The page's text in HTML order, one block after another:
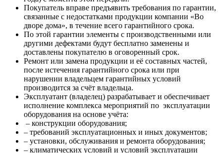
Покупатель вправе предъявить требования по гарантии,
связанные с недостатками продукции компании «Во
дворе дома», в течение всего гарантийного срока.
По этой гарантии элементы с производственными или
другими дефектами будут бесплатно заменены и
доставлены покупателю в оговоренный срок.
Ремонт или замена продукции и её составных частей,
после истечения гарантийного срока или при
нарушении владельцем гарантийных условий
производится за счёт владельца.
Эксплуатант (владелец) разрабатывает и обеспечивает
исполнение комплекса мероприятий по эксплуатации
оборудования на основе учёта:
– конструкции оборудования;
– требований эксплуатационных и иных документов;
– установки, обслуживания и ремонта оборудования;
– климатических условий и условий эксплуатации